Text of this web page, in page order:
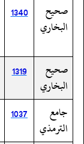
صحيح
البخاري
1340
صحيح
البخاري
1319
جامع
الترمذي
1037